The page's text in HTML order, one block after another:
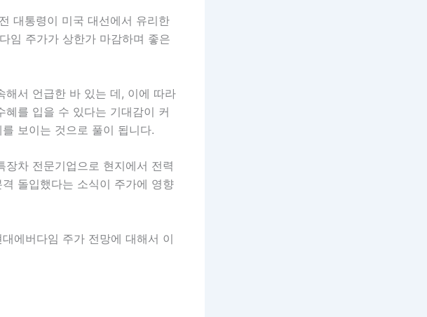
대통령이 미국 대선에서 유리한
임 주가가 상한가 마감하며 좋은
해서 언급한 바 있는 데, 이에 따라
를 입을 수 있다는 기대감이 커
보이는 것으로 풀이 됩니다.
장차 전문기업으로 현지에서 전력
돌입했다는 소식이 주가에 영향
에버다임 주가 전망에 대해서 이